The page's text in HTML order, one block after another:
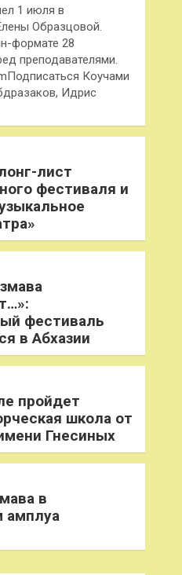
1 июля в
Образцовой.
формате 28
преподавателями.
Коучами
Идрис
лист
фестиваля и
фестиваль
в Абхазии
пройдет
школа от
Гнесиных
в
амплуа